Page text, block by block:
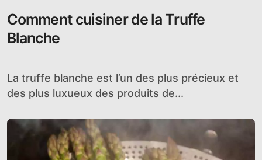
Comment cuisiner de la Truffe
Blanche
La truffe blanche est l’un des plus précieux et
des plus luxueux des produits de...